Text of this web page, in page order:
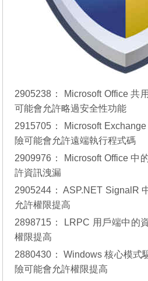
2905238：
Microsoft Office 共
可能會允許略過安全性功能
2915705：
Microsoft
險可能會允許遠端執行程式碼
2909976：
Microsoft Office 中
許資訊洩漏
2905244： ASP.NET SignalR
允許權限提高
2898715：
LRPC 用戶端中的
權限提高
2880430：
Windows 核心模式
險可能會允許權限提高